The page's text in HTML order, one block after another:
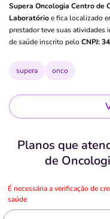
Supera Oncologia Centro de
Laboratórioe fica localizado
prestador teve suas atividades
de saúde inscrito pelo CNPJ:
supera onco
Planos que
de
É necessária a verificação de
saúde